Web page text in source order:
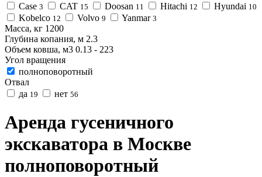
Case 3 CAT 15 Doosan 11 Hitachi 12 Hyundai 10
Kobelco 12 Volvo 9 Yanmar 3
Масса, кг 1200
Глубина копания, м 2.3
Объем ковша, м3 0.13 - 223
Угол вращения
полноповоротный
Отвал
да 19 нет 56
Аренда гусеничного
экскаватора в Москве
полноповоротный